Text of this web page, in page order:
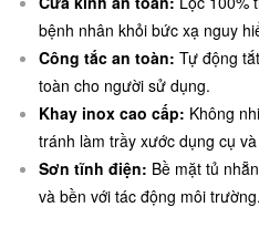
bệnh nhân khỏi bức xạ nguy
Công tắc an toàn: Tự động
toàn cho người sử dụng.
Khay inox cao cấp: Không
tránh làm trầy xước dụng cụ
Sơn tĩnh điện: Bề mặt tủ
và bền với tác động môi trường.